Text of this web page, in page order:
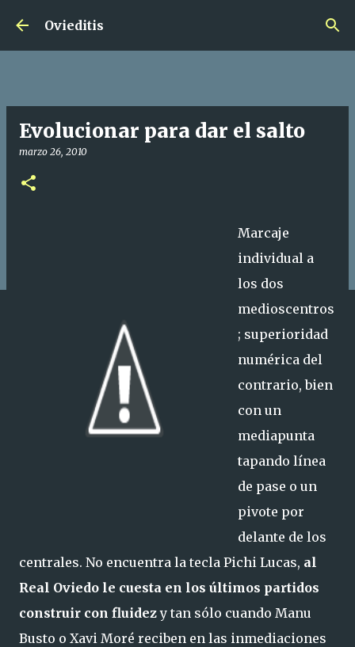
Ovieditis
Evolucionar para dar el salto
marzo 26, 2010
Marcaje
individual a
los dos
medioscentros
; superioridad
numérica del
contrario, bien
con un
mediapunta
tapando línea
de pase o un
pivote por
delante de los
centrales. No encuentra la tecla Pichi Lucas, al
Real Oviedo le cuesta en los últimos partidos
construir con fluidezy tan sólo cuando Manu
Busto o Xavi Moré reciben en las inmediaciones